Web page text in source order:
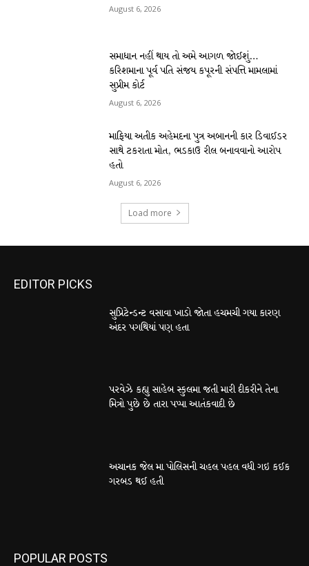
August 6, 2026
સમાધાન નહીં થાય તો અમે આગળ જોઈશું…
કરિશમાના પૂર્વ પતિ સંજય કપૂરની સંપત્તિ મામલામાં
સુપ્રીમ કોર્ટ
August 6, 2026
માફિયા અતીક અહેમદના પુત્ર અબાનની કાર ડિવાઈડર
સાથે ટકરાતા મોત, ભડકાઉ રીલ બનાવવાનો આરોપ
હતો
August 6, 2026
Load more
EDITOR PICKS
સુપ્રિટેન્ડન્ટ વસાવા ખાડો જોતા હચમચી ગયા કારણ
અંદર પગથિયાં પણ હતા
પરવેઝે કહ્યુ સાહેબ સ્કુલમા જતી મારી દીકરીને તેના
મિત્રો પુછે છે તારા પપ્પા આતંકવાદી છે
અચાનક જેલ મા પોલિસની ચહલ પહલ વધી ગઇ કઈક
ગરબડ થઈ હતી
POPULAR POSTS